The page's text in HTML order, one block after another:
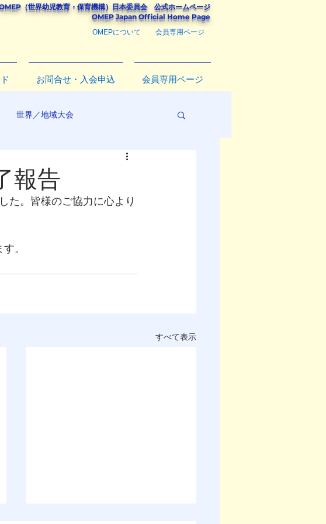
（世界幼児教育・保育機構） 日本委員会公式ホームページ
​OMEP Japan Official Home Page
OMEPについて 会員専用ページ
お問合せ・入会申込 会員専用ページ
世界／地域大会
報告
た。皆様のご協力に心より
。
すべて表示